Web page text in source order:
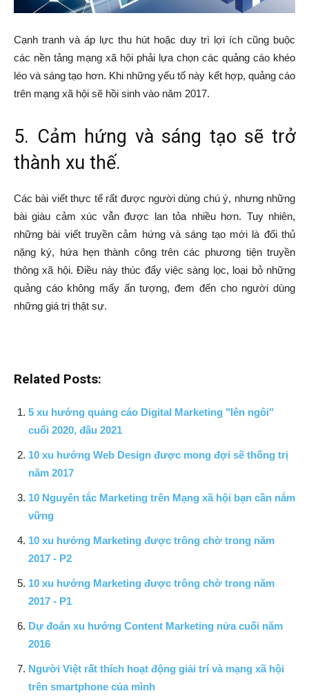
Cạnh tranh và áp lực thu hút hoặc duy trì lợi ích cũng buộc
các nền tảng mạng xã hội phải lựa chọn các quảng cáo khéo
léo và sáng tạo hơn. Khi những yếu tố này kết hợp, quảng cáo
trên mạng xã hội sẽ hồi sinh vào năm 2017.
5. Cảm hứng và sáng tạo sẽ trở
thành xu thế.
Các bài viết thực tế rất được người dùng chú ý, nhưng những
bài giàu cảm xúc vẫn được lan tỏa nhiều hơn. Tuy nhiên,
những bài viết truyền cảm hứng và sáng tạo mới là đối thủ
nặng ký, hứa hẹn thành công trên các phương tiện truyền
thông xã hội. Điều này thúc đẩy việc sàng lọc, loại bỏ những
quảng cáo không mấy ấn tượng, đem đến cho người dùng
những giá trị thật sự.
Related Posts:
5 xu hướng quảng cáo Digital Marketing "lên ngôi"
cuối 2020, đầu 2021
10 xu hướng Web Design được mong đợi sẽ thống trị
năm 2017
10 Nguyên tắc Marketing trên Mạng xã hội bạn cần nắm
vững
10 xu hướng Marketing được trông chờ trong năm
2017 - P2
10 xu hướng Marketing được trông chờ trong năm
2017 - P1
Dự đoán xu hướng Content Marketing nửa cuối năm
2016
Người Việt rất thích hoạt động giải trí và mạng xã hội
trên smartphone của mình